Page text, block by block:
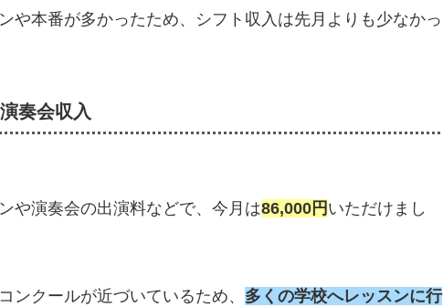
や本番が多かったため、シフト収入は先月よりも少なかっ
奏会収入
や演奏会の出演料などで、今月は86,000円 いただけまし
ンクールが近づいているため、 多くの学校へレッスンに行